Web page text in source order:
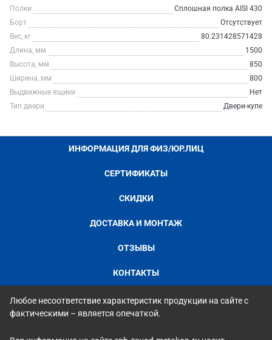
Полки
Сплошная полка AISI 430
Борт
Отсутствует
Вес, кг
80.231428571428
Длина, мм
1500
Высота, мм
850
Ширина, мм
800
Выдвижные ящики
Нет
Тип двери
Двери-купе
ИНФОРМАЦИЯ ДЛЯ ФИЗ/ЮР.ЛИЦ
СЕРТИФИКАТЫ
СКИДКИ
ДОСТАВКА И МОНТАЖ
ОТЗЫВЫ
КОНТАКТЫ
Любое несоответствие характеристик продукции на сайте с
фактическими – является опечаткой.